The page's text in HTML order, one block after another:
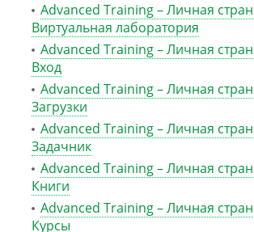
Advanced Training – Личная
Виртуальная лаборатория
Advanced Training – Личная
Вход
Advanced Training – Личная
Загрузки
Advanced Training – Личная
Задачник
Advanced Training – Личная
Книги
Advanced Training – Личная
Курсы